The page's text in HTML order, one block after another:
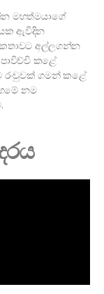
මහත්මයාගේ
ඇවිදින
අල්ලගන්න
කළේ
රංචුවක් ගමන් කළේ
නම